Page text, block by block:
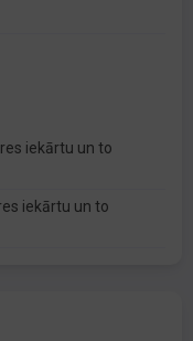
iekārtu un to
iekārtu un to